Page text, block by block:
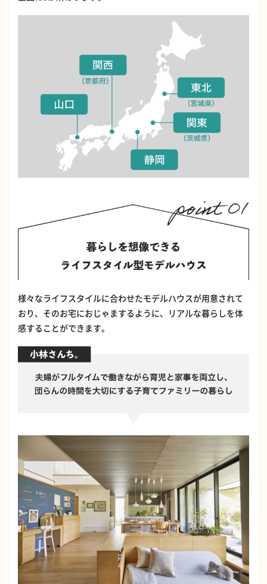
様々なライフスタイルに合わせたモデルハウスが用意されて
おり、そのお宅におじゃまするように、リアルな暮らしを体
感することができます。